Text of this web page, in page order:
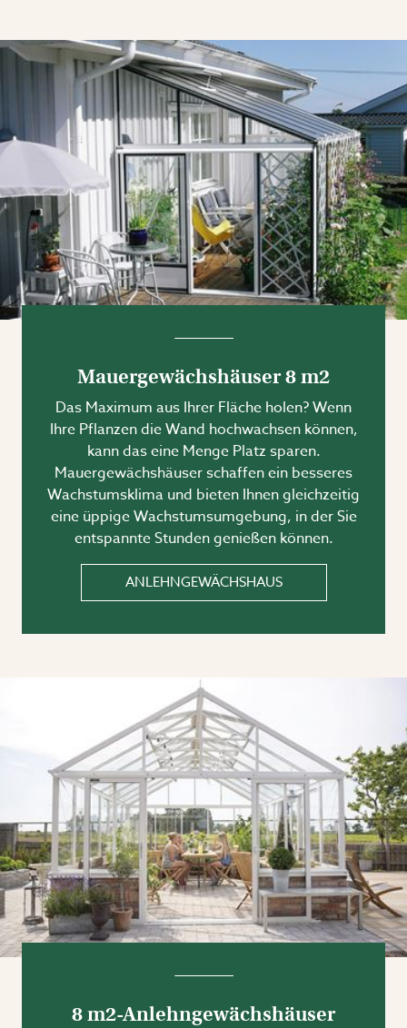
Mauergewächshäuser 8 m2
Das Maximum aus Ihrer Fläche holen? Wenn
Ihre Pflanzen die Wand hochwachsen können,
kann das eine Menge Platz sparen.
Mauergewächshäuser schaffen ein besseres
Wachstumsklima und bieten Ihnen gleichzeitig
eine üppige Wachstumsumgebung, in der Sie
entspannte Stunden genießen können.
ANLEHNGEWÄCHSHAUS
8 m2-Anlehngewächshäuser